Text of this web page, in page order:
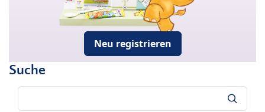
Neu registrieren
Suche